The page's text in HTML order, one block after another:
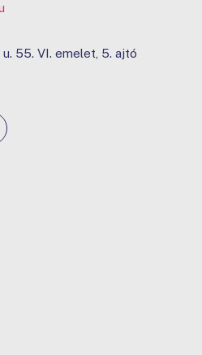
55. VI. emelet, 5. ajtó